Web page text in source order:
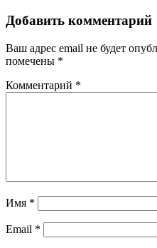
Добавить комментарий
Ваш адрес email не будет
помечены *
Комментарий *
Имя *
Email *